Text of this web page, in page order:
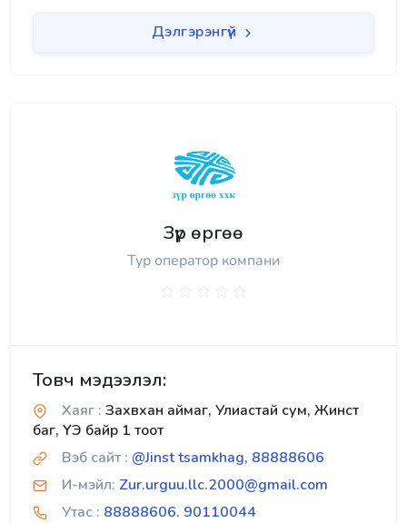
Дэлгэрэнгүй
Зүр өргөө
Тур оператор компани
Товч мэдээлэл:
Хаяг : Захвхан аймаг, Улиастай сум, Жинст
баг, ҮЭ байр 1 тоот
Вэб сайт : @Jinst tsamkhag, 88888606
И-мэйл: Zur.urguu.llc.2000@gmail.com
Утас : 88888606. 90110044